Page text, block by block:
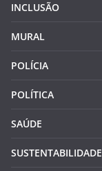
INCLUSÃO
MURAL
POLÍCIA
POLÍTICA
SAÚDE
SUSTENTABILIDADE